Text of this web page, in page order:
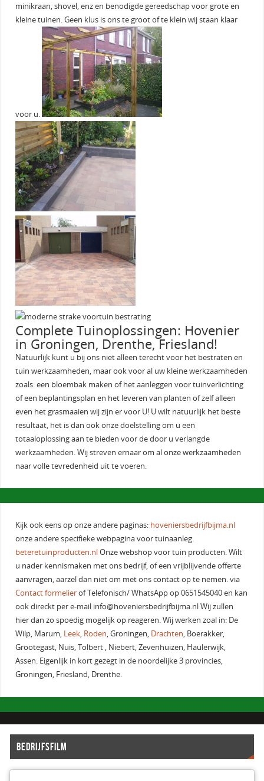
minikraan, shovel, enz en benodigde gereedschap voor grote en
kleine tuinen. Geen klus is ons te groot of te klein wij staan klaar
voor u.
Complete Tuinoplossingen: Hovenier
in Groningen, Drenthe, Friesland!
Natuurlijk kunt u bij ons niet alleen terecht voor het bestraten en
tuin werkzaamheden, maar ook voor al uw kleine werkzaamheden
zoals: een bloembak maken of het aanleggen voor tuinverlichting
of een beplantingsplan en het leveren van planten of zelf alleen
even het grasmaaien wij zijn er voor U! U wilt natuurlijk het beste
resultaat, het is dan ook onze doelstelling om u een
totaaloplossing aan te bieden voor de door u verlangde
werkzaamheden. Wij streven ernaar om al onze werkzaamheden
naar volle tevredenheid uit te voeren.
Kijk ook eens op onze andere paginas: hoveniersbedrijfbijma.nl
onze andere specifieke webpagina voor tuinaanleg.
beteretuinproducten.nlOnze webshop voor tuin producten. Wilt
u nader kennismaken met ons bedrijf, of een vrijblijvende offerte
aanvragen, aarzel dan niet om met ons contact op te nemen. via
Contact formelierof Telefonisch/ WhatsApp op 0651545040 en kan
ook direckt per e-mail info@hoveniersbedrijfbijma.nl Wij zullen
hier dan zo spoedig mogelijk op reageren. Wij werken zoal in: De
Wilp, Marum, Leek, Roden, Groningen, Drachten, Boerakker,
Grootegast, Nuis, Tolbert , Niebert, Zevenhuizen, Haulerwijk,
Assen. Eigenlijk in kort gezegt in de noordelijke 3 provincies,
Groningen, Friesland, Drenthe.
BEDRIJFSFILM